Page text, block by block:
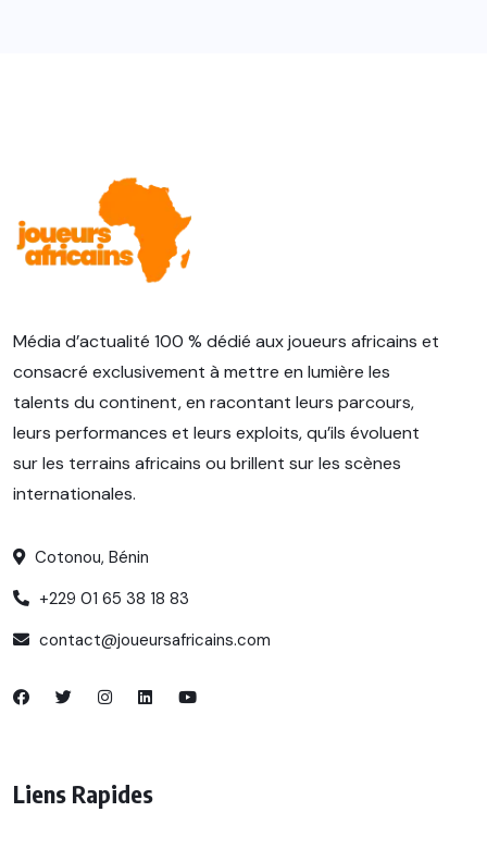
Média d’actualité 100 % dédié aux joueurs africains et
consacré exclusivement à mettre en lumière les
talents du continent, en racontant leurs parcours,
leurs performances et leurs exploits, qu’ils évoluent
sur les terrains africains ou brillent sur les scènes
internationales.
Cotonou, Bénin
+229 01 65 38 18 83
contact@joueursafricains.com
Liens Rapides